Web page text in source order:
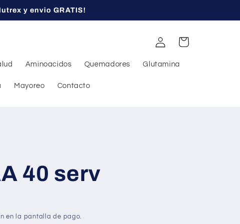
y envio GRATIS!
Aminoacidos Quemadores Glutamina
Mayoreo Contacto
Iniciar
sesión
Carrito
40 serv
en la pantalla de pago.